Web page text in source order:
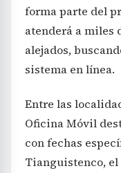
forma parte del
atenderá a miles
alejados,
sistema en línea.
Entre las
Oficina Móvil
con fechas
Tianguistenco,